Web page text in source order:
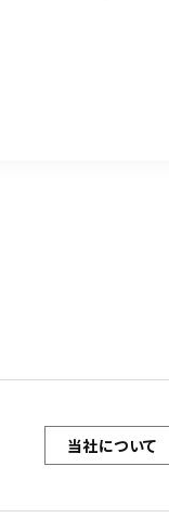
当社について